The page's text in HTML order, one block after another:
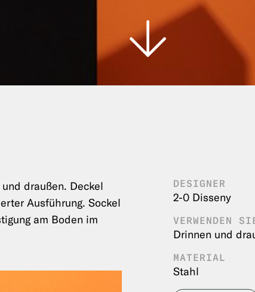
draußen. Deckel
Ausführung. Sockel
am Boden im
DESIGNER
2-0 Disseny
VERWENDEN
Drinnen und
MATERIAL
Stahl